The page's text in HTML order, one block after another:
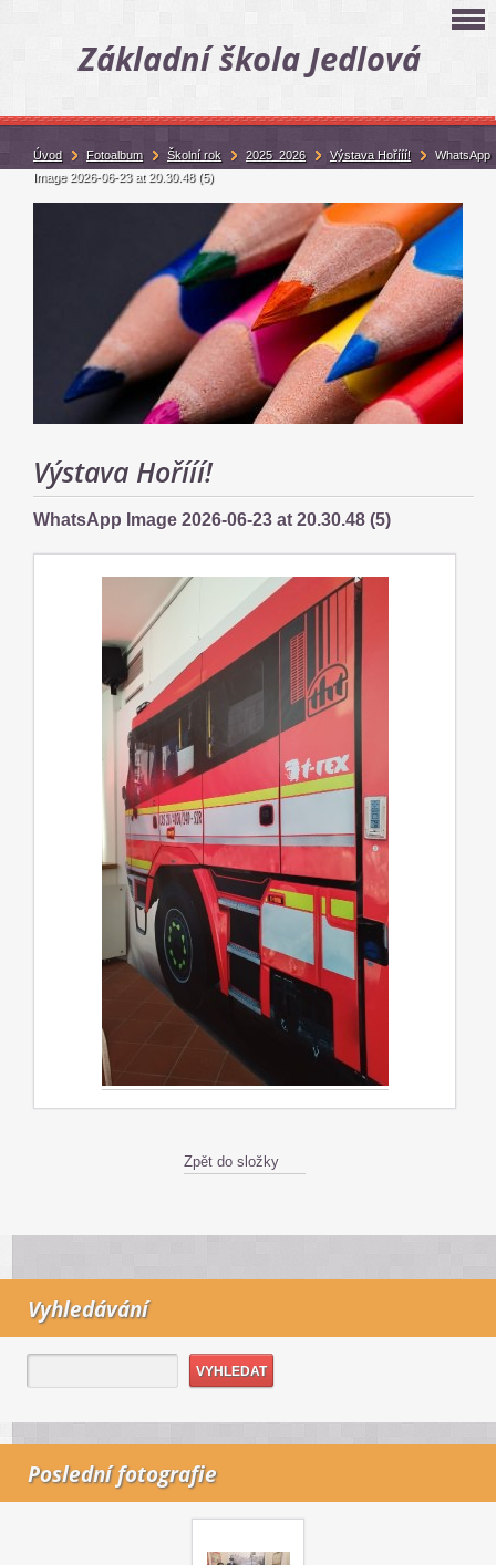
Základní škola Jedlová
Výstava Hořííí!
WhatsApp Image 2026-06-23 at 20.30.48 (5)
Zpět do složky
Vyhledávání
Poslední fotografie
Úvod Fotoalbum Školní rok 2025_2026 Výstava Hořííí!
WhatsApp
Image 2026-06-23 at 20.30.48 (5)